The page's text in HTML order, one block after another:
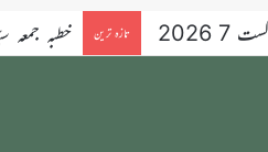
2026 تازہ ترین خطبہ جمعہ